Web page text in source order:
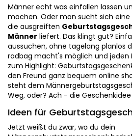
Männer echt was einfallen lassen
machen. Oder man sucht sich eine
die ausgreiften
Männer liefert. Das klingt gut?
aussuchen, ohne tagelang planlos
radbag macht's möglich und jeden
zum Highlight:
den Freund ganz bequem online
steht dem
Weg, oder? Ach - die
Ideen für
Jetzt weißt du zwar, wo du dein